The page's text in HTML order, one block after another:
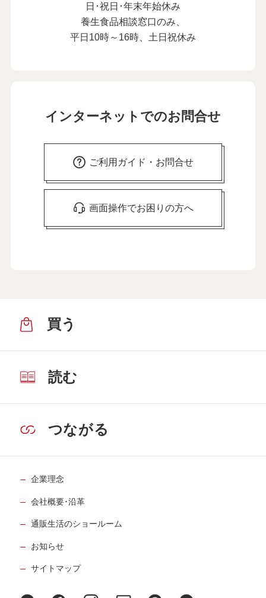
日･祝日･年末年始休み
養生食品相談窓口のみ、
平日10時～16時、土日祝休み
インターネットでのお問合せ
ご利用ガイド・お問合せ
画面操作でお困りの方へ
買う
読む
つながる
企業理念
会社概要･沿革
通販生活のショールーム
お知らせ
サイトマップ